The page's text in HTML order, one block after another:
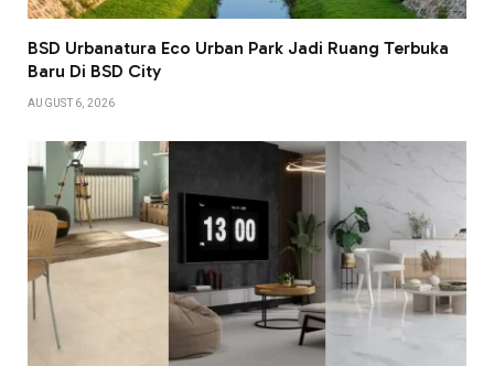
BSD Urbanatura Eco Urban Park Jadi Ruang Terbuka
Baru Di BSD City
AUGUST 6, 2026